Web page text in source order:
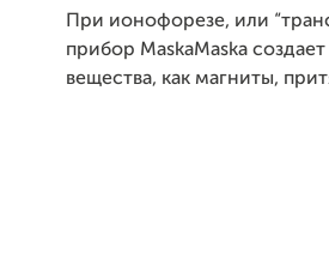
При ионофорезе, или
прибор MaskaMaska
вещества, как магниты,